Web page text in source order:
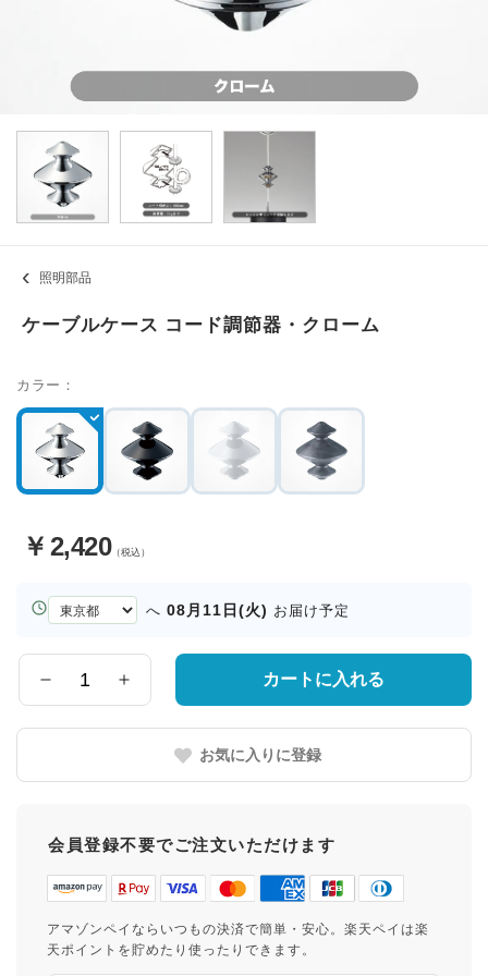
照明部品
ケーブルケース コード調節器・クローム
カラー：
￥ 2,420（税込）
お
届
県
へ 08月11日(火) お届け予定
量
カートに入れる
お気に入りに登録
会員登録不要でご注文いただけます
アマゾンペイならいつもの決済で簡単・安心。楽天ペイは楽
天ポイントを貯めたり使ったりできます。